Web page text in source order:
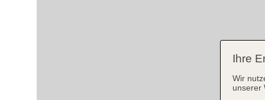
Ihre
Wir
unserer